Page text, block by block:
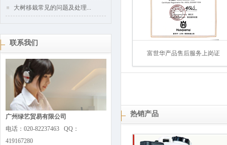
大树移栽常见的问题及处理...
联系我们
广州绿艺贸易有限公司
电话：020-82237463 QQ：
419167280
富世华产品售后服务上岗证
热销产品